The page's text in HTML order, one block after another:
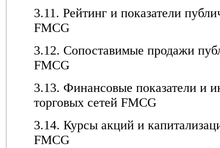
3.11. Рейтинг и показатели
FMCG
3.12. Сопоставимые продажи
FMCG
3.13. Финансовые показатели и
торговых сетей FMCG
3.14. Курсы акций и
FMCG